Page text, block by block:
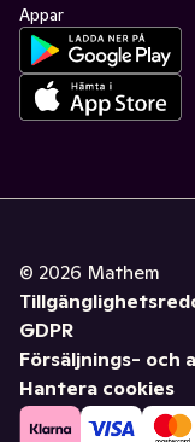
Appar
© 2026 Mathem
GDPR
Försäljnings- och
Hantera cookies